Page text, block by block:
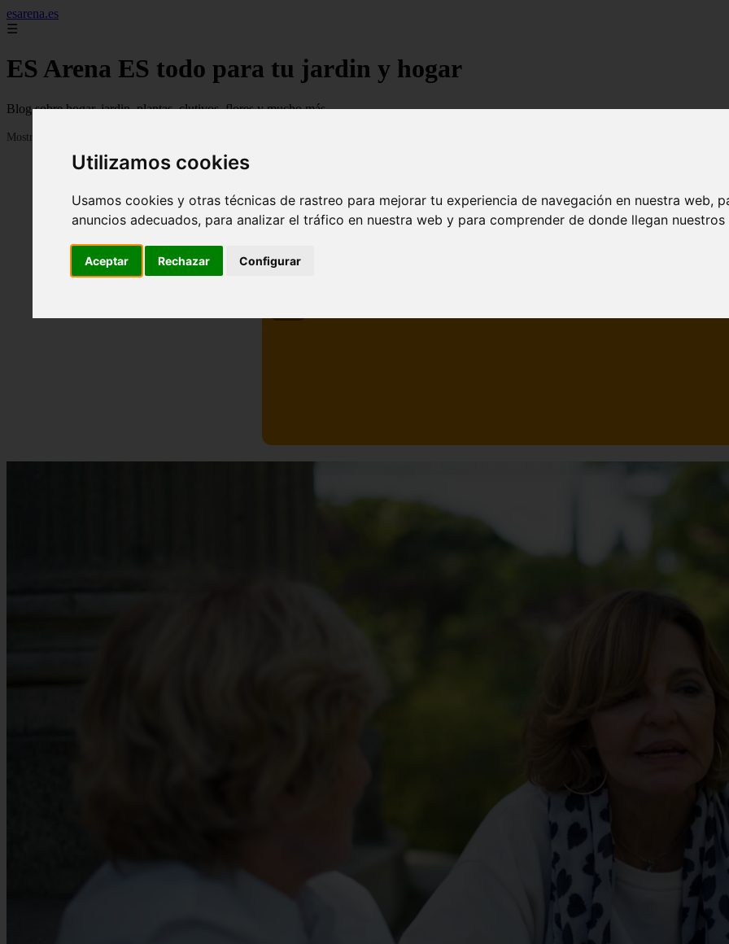
Utilizamos cookies
Usamos cookies y otras técnicas de rastreo para mejorar tu experiencia de navegación en nuestra web,
anuncios adecuados, para analizar el tráfico en nuestra web y para comprender de donde llegan
Aceptar Rechazar Configurar
esarena.es
☰
ES Arena ES todo para tu jardin y hogar
Blog sobre hogar, jardin, plantas, clutivos, flores y mucho más...
Mostrando 1 - 24 de 2121 artículos